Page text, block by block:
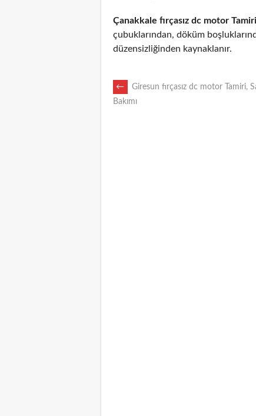
Çanakkale fırçasız dc motor
çubuklarından, döküm
düzensizliğinden kaynaklanır.
POST
←
Giresun fırçasız dc motor Tamiri,
Bakımı